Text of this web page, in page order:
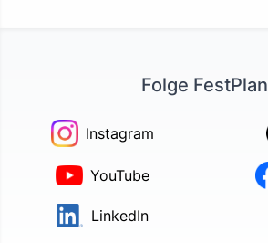
Folge FestPlan
Instagram
YouTube
LinkedIn